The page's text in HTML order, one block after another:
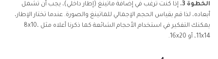
الخطوة 3.
إذا كنت ترغب في إضافة ماتينغ (إطار داخلي)، يجب أن تشمل
أبعاده، لذا قم بقياس الحجم الإجمالي للماتينغ والصورة. عندما تختار الإطار،
يمكنك التفكير في استخدام الأحجام الشائعة كما ذكرنا أعلاه مثل 8x10،
11x14، أو 16x20.